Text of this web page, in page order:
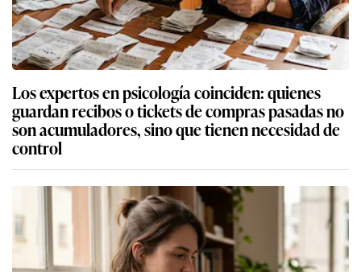
Los expertos en psicología coinciden: quienes
guardan recibos o tickets de compras pasadas no
son acumuladores, sino que tienen necesidad de
control